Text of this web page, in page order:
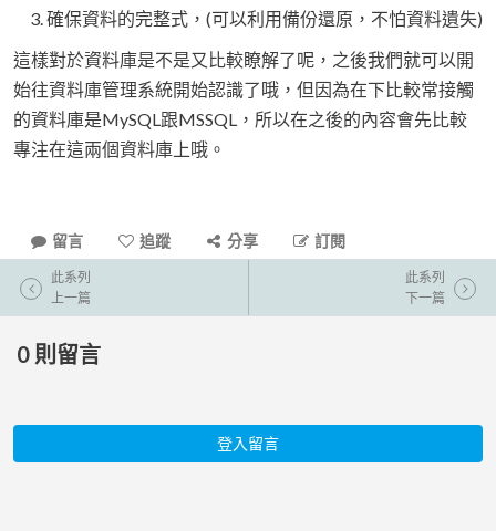
確保資料的完整式，(可以利用備份還原，不怕資料遺失)
這樣對於資料庫是不是又比較瞭解了呢，之後我們就可以開
始往資料庫管理系統開始認識了哦，但因為在下比較常接觸
的資料庫是MySQL跟MSSQL，所以在之後的內容會先比較
專注在這兩個資料庫上哦。
留言 追蹤 分享 訂閱
此系列
上一篇
此系列
下一篇
0 則留言
登入留言